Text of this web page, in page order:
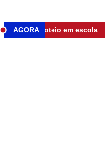
AGORA
tiroteio em escola •